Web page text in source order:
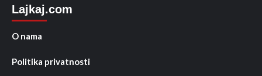
Lajkaj.com
O nama
Politika privatnosti